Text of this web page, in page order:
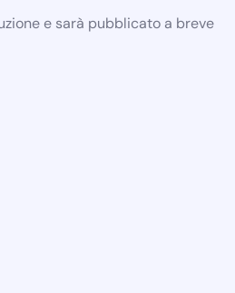
e sarà pubblicato a breve